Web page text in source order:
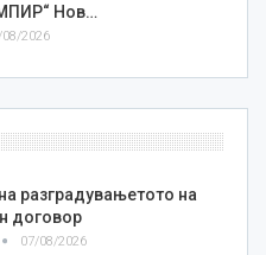
Нов…
08/2026
разградувањетото на
договор
07/08/2026